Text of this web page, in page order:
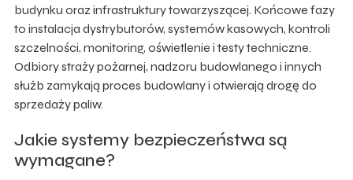
budynku oraz infrastruktury towarzyszącej. Końcowe fazy
to instalacja dystrybutorów, systemów kasowych, kontroli
szczelności, monitoring, oświetlenie i testy techniczne.
Odbiory straży pożarnej, nadzoru budowlanego i innych
służb zamykają proces budowlany i otwierają drogę do
sprzedaży paliw.
Jakie systemy bezpieczeństwa są
wymagane?